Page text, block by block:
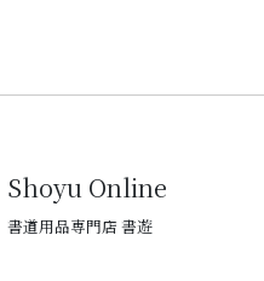
Shoyu Online
書道用品専門店 書遊